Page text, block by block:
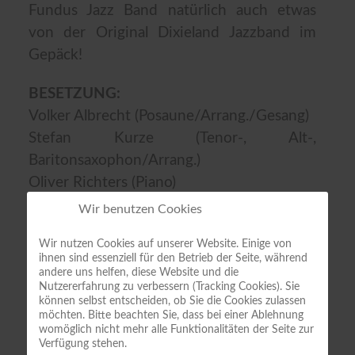
Fundus Jazz Band natürlich auch etwas
von der Original Dixieland Jazzband im
Gepäck!
BESETZUNG:
Volker Albrecht (Posaune/Arrang./Gesang)
Stefan Kurze (Tenor-, Alt-,
Baritonsaxophon/Arrang.)
Oliver Richters (Piano)
Armin Runge (Bass)
KONTAKT:
Volker Albrecht
Steinstraße 7
53175 Bonn
Wir benutzen Cookies
Wir nutzen Cookies auf unserer Website. Einige von
ihnen sind essenziell für den Betrieb der Seite, während
andere uns helfen, diese Website und die
Nutzererfahrung zu verbessern (Tracking Cookies). Sie
können selbst entscheiden, ob Sie die Cookies zulassen
möchten. Bitte beachten Sie, dass bei einer Ablehnung
womöglich nicht mehr alle Funktionalitäten der Seite zur
Verfügung stehen.